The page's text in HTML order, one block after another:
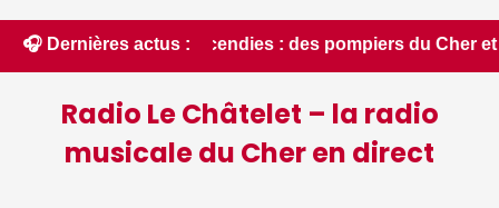
🎧 Dernières actus :: des pompiers du Cher et de l'Indre
Radio Le Châtelet – la radio
musicale du Cher en direct